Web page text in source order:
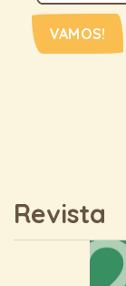
VAMOS!
Revista